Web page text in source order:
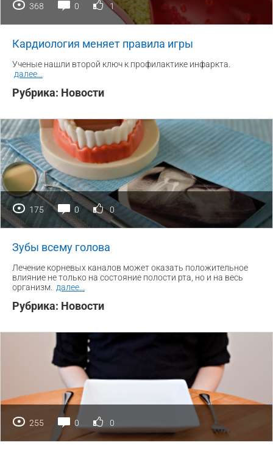
368 0 1
Кардиология меняет правила игры
Ученые нашли второй ключ к профилактике инфаркта.
далее...
Рубрика: Новости
175 0 0
Зубы всему голова
Лечение корневых каналов может оказать положительное
влияние не только на состояние полости рта, но и на весь
организм. далее...
Рубрика: Новости
255 0 0